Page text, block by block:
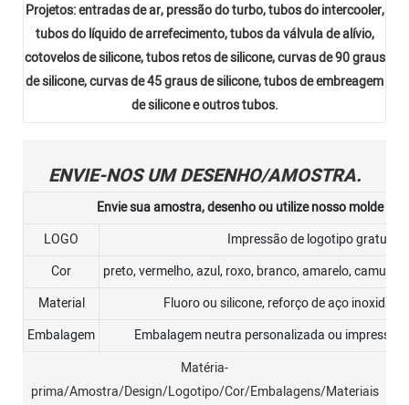
Projetos: entradas de ar, pressão do turbo, tubos do intercooler,
tubos do líquido de arrefecimento, tubos da válvula de alívio,
cotovelos de silicone, tubos retos de silicone, curvas de 90 graus
de silicone, curvas de 45 graus de silicone, tubos de embreagem
de silicone e outros tubos.
ENVIE-NOS UM DESENHO/AMOSTRA.
Envie sua amostra, desenho ou utilize nosso molde ou
LOGO
Impressão de logotipo gratuita
Cor
preto, vermelho, azul, roxo, branco, amarelo,
Material
Fluoro ou silicone, reforço de aço
Embalagem
Embalagem neutra personalizada ou
Matéria-
prima/Amostra/Design/Logotipo/Cor/Embalagens/Materiais